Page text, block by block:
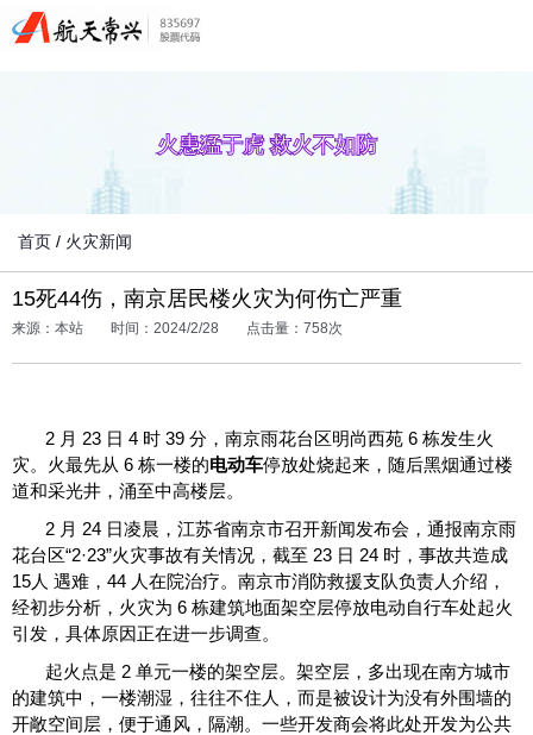
火患猛于虎 救火不如防
首页 / 火灾新闻
15死44伤，南京居民楼火灾为何伤亡严重
来源：本站 时间：2024/2/28 点击量：758次
2 月 23 日 4 时 39 分，南京雨花台区明尚西苑 6 栋发生火
灾。火最先从 6 栋一楼的电动车停放处烧起来，随后黑烟通过楼
道和采光井，涌至中高楼层。
2 月 24 日凌晨，江苏省南京市召开新闻发布会，通报南京雨
花台区“2·23”火灾事故有关情况，截至 23 日 24 时，事故共造成
15人 遇难，44 人在院治疗。南京市消防救援支队负责人介绍，
经初步分析，火灾为 6 栋建筑地面架空层停放电动自行车处起火
引发，具体原因正在进一步调查。
起火点是 2 单元一楼的架空层。架空层，多出现在南方城市
的建筑中，一楼潮湿，往往不住人，而是被设计为没有外围墙的
开敞空间层，便于通风，隔潮。一些开发商会将此处开发为公共